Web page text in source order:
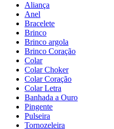
Aliança
Anel
Bracelete
Brinco
Brinco argola
Brinco Coração
Colar
Colar Choker
Colar Coração
Colar Letra
Banhada a Ouro
Pingente
Pulseira
Tornozeleira